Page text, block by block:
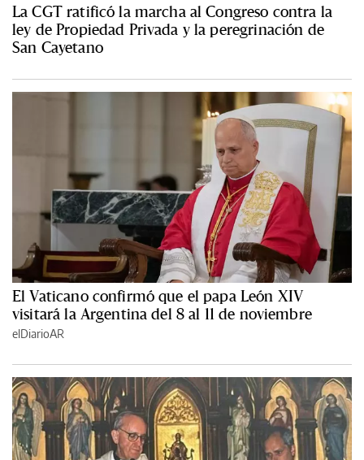
La CGT ratificó la marcha al Congreso contra la
ley de Propiedad Privada y la peregrinación de
San Cayetano
El Vaticano confirmó que el papa León XIV
visitará la Argentina del 8 al 11 de noviembre
elDiarioAR